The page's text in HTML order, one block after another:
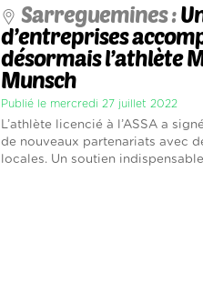
Sarreguemines :
d’entreprises
désormais l’athlète
Munsch
Publié le mercredi 27 juillet 2022
L’athlète licencié à l’ASSA a
de nouveaux partenariats avec
locales. Un soutien